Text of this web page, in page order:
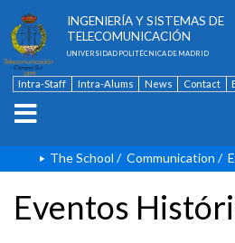
INGENIERÍA Y SISTEMAS DE
TELECOMUNICACIÓN
UNIVERSIDAD POLITÉCNICA DE MADRID
Intra-Staff Intra-Alums News Contact
The School / Communication /
Eventos